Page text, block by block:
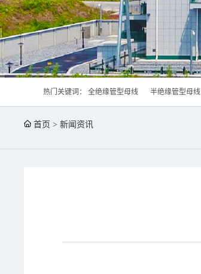
热门关键词： 全绝缘管型母线 半绝缘管型母线
首页 >新闻资讯